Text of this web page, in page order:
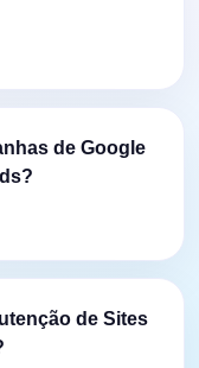
de Google
de Sites